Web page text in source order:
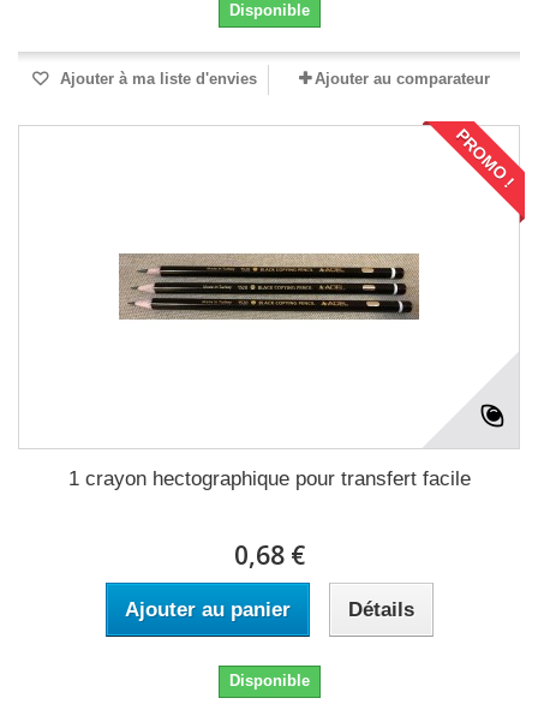
Disponible
Ajouter à ma liste d'envies Ajouter au comparateur
PROMO !
1 crayon hectographique pour transfert facile
0,68 €
Ajouter au panier Détails
Disponible